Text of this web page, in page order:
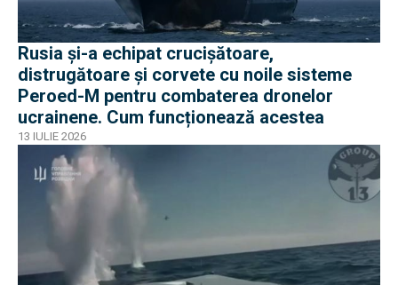
Rusia și-a echipat crucișătoare,
distrugătoare și corvete cu noile sisteme
Peroed-M pentru combaterea dronelor
ucrainene. Cum funcționează acestea
13 IULIE 2026